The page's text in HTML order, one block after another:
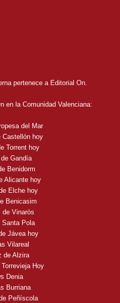
pertenece a Editorial On.
en la Comunidad Valenciana:
del Mar
Castellón hoy
Torrent hoy
Gandía
Benidorm
Alicante hoy
Elche hoy
Benicasim
de Vinaròs
Santa Pola
Jávea hoy
Vilareal
de Alzira
Hoy
Denia
Burriana
Peñíscola